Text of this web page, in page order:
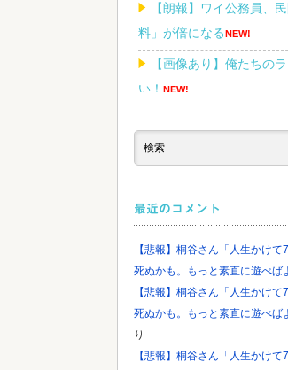
【朗報】ワイ公務員、
料」が倍になるNEW!
【画像あり】俺たちの
い！ NEW!
最近のコメント
【悲報】桐谷さん「人生かけ
死ぬかも。もっと素直に遊べば
【悲報】桐谷さん「人生かけ
死ぬかも。もっと素直に遊べば
り
【悲報】桐谷さん「人生かけ